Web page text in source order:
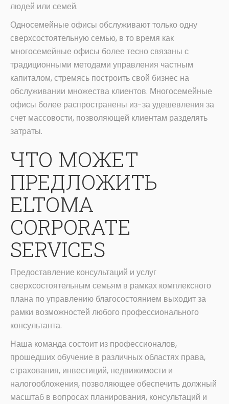
людей или семей.
Односемейные офисы обслуживают только одну
сверхсостоятельную семью, в то время как
многосемейные офисы более тесно связаны с
традиционными методами управления частным
капиталом, стремясь построить свой бизнес на
обслуживании множества клиентов. Многосемейные
офисы более распространены из-за удешевления за
счет массовости, позволяющей клиентам разделять
затраты.
ЧТО МОЖЕТ
ПРЕДЛОЖИТЬ
ELTOMA
CORPORATE
SERVICES
Предоставление консультаций и услуг
сверхсостоятельным семьям в рамках комплексного
плана по управлению благосостоянием выходит за
рамки возможностей любого профессионального
консультанта.
Наша команда состоит из профессионалов,
прошедших обучение в различных областях права,
страхования, инвестиций, недвижимости и
налогообложения, позволяющее обеспечить должный
масштаб в вопросах планирования, консультаций и